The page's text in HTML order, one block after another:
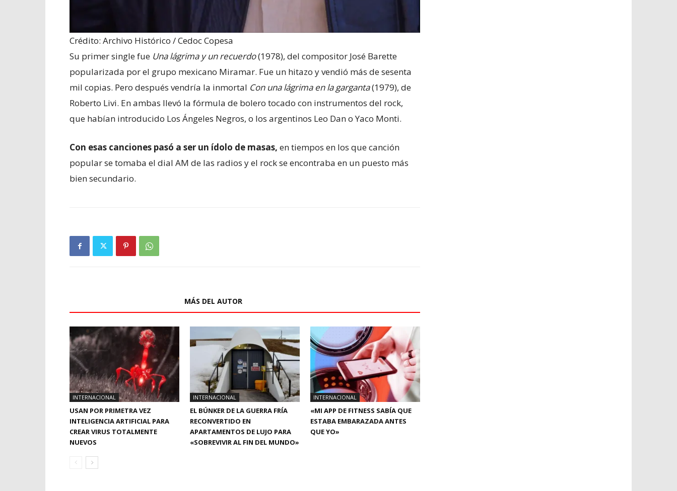
Crédito: Archivo Histórico / Cedoc Copesa
Su primer single fue Una lágrima y un recuerdo(1978), del compositor José Barette
popularizada por el grupo mexicano Miramar. Fue un hitazo y vendió más de sesenta
mil copias. Pero después vendría la inmortal Con una lágrima en la garganta(1979), de
Roberto Livi. En ambas llevó la fórmula de bolero tocado con instrumentos del rock,
que habían introducido Los Ángeles Negros, o los argentinos Leo Dan o Yaco Monti.
Con esas canciones pasó a ser un ídolo de masas, en tiempos en los que canción
popular se tomaba el dial AM de las radios y el rock se encontraba en un puesto más
bien secundario.
MÁS DEL AUTOR
INTERNACIONAL
USAN POR PRIMETRA VEZ
INTELIGENCIA ARTIFICIAL PARA
CREAR VIRUS TOTALMENTE
NUEVOS
INTERNACIONAL
EL BÚNKER DE LA GUERRA FRÍA
RECONVERTIDO EN
APARTAMENTOS DE LUJO PARA
«SOBREVIVIR AL FIN DEL MUNDO»
INTERNACIONAL
«MI APP DE FITNESS SABÍA QUE
ESTABA EMBARAZADA ANTES
QUE YO»